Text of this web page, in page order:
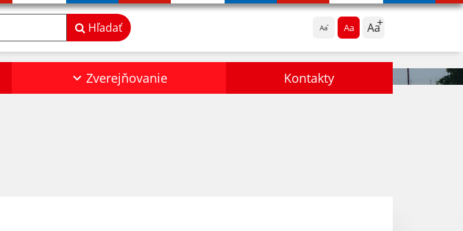
Aa Aa Aa
Hľadať
Zverejňovanie Kontakty